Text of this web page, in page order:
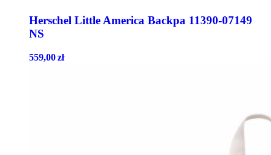
Herschel Little America Backpa 11390-07149
NS
559,00zł